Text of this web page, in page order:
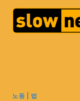
노동 법